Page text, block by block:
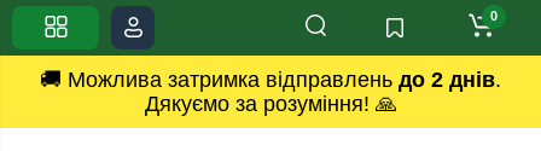
🚚 Можлива затримка відправлень до 2 днів.
Дякуємо за розуміння! 🙏
0